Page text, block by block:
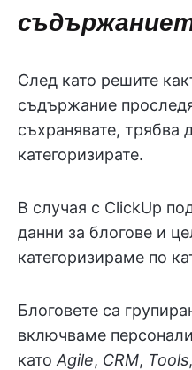
След като решите
съдържание
съхранявате, трябва
категоризирате.
В случая с ClickUp
данни за блогове и
категоризираме по
Блоговете са
включваме
като Agile, CRM, Tools,